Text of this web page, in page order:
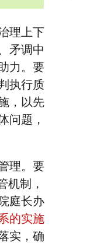
理上下
矛调中
力。要
执行质
，以先
问题，
理。要
机制，
庭长办
的实施
实，确